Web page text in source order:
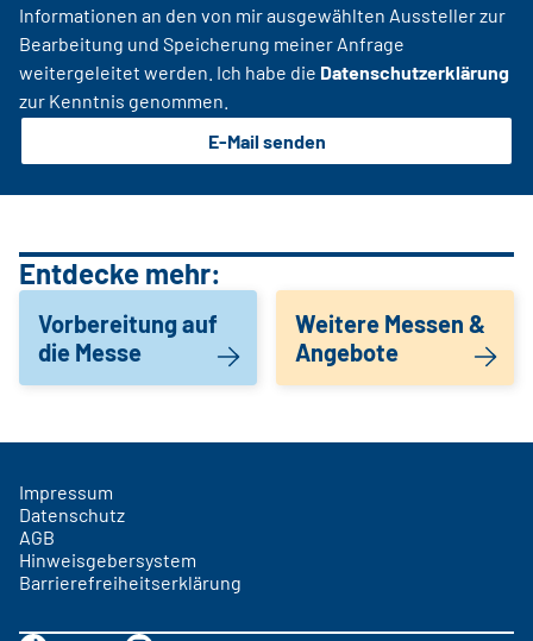
Informationen an den von mir ausgewählten Aussteller zur
Bearbeitung und Speicherung meiner Anfrage
weitergeleitet werden. Ich habe die Datenschutzerklärung
zur Kenntnis genommen.
E-Mail senden
Entdecke mehr:
Vorbereitung auf
die Messe
Weitere Messen &
Angebote
Impressum
Datenschutz
AGB
Hinweisgebersystem
Barrierefreiheitserklärung